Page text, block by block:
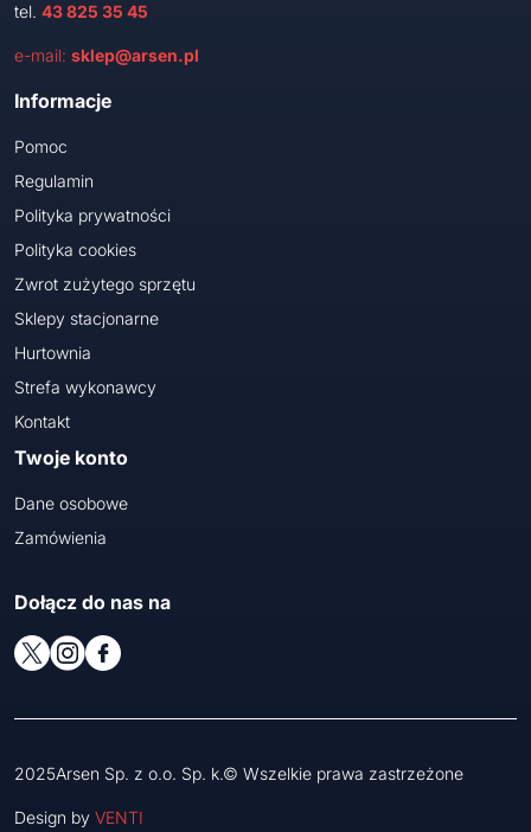
tel. 43 825 35 45
e-mail: sklep@arsen.pl
Informacje
Pomoc
Regulamin
Polityka prywatności
Polityka cookies
Zwrot zużytego sprzętu
Sklepy stacjonarne
Hurtownia
Strefa wykonawcy
Kontakt
Twoje konto
Dane osobowe
Zamówienia
Dołącz do nas na
2025Arsen Sp. z o.o. Sp. k.© Wszelkie prawa zastrzeżone
Design by VENTI